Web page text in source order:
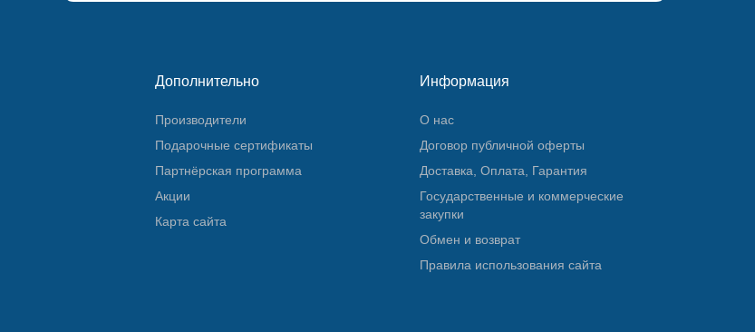
Дополнительно
Производители
Подарочные сертификаты
Партнёрская программа
Акции
Карта сайта
Информация
О нас
Договор публичной оферты
Доставка, Оплата, Гарантия
Государственные и коммерческие
закупки
Обмен и возврат
Правила использования сайта